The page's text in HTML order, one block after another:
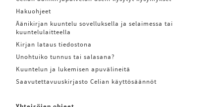
Hakuohjeet
Äänikirjan kuuntelu sovelluksella ja selaimessa tai
kuuntelulaitteella
Kirjan lataus tiedostona
Unohtuiko tunnus tai salasana?
Kuuntelun ja lukemisen apuvälineitä
Saavutettavuuskirjasto Celian käyttösäännöt